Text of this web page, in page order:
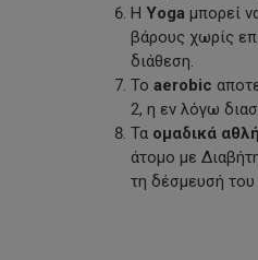
ΗYogaμπορεί
βάρους χωρίς
διάθεση.
Τοaerobic
2, η εν λόγω
Τα ομαδικά
άτομο με
τη δέσμευσή